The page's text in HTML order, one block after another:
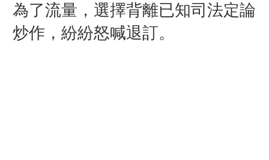
為了流量，選擇背離已知司法定論
炒作，紛紛怒喊退訂。